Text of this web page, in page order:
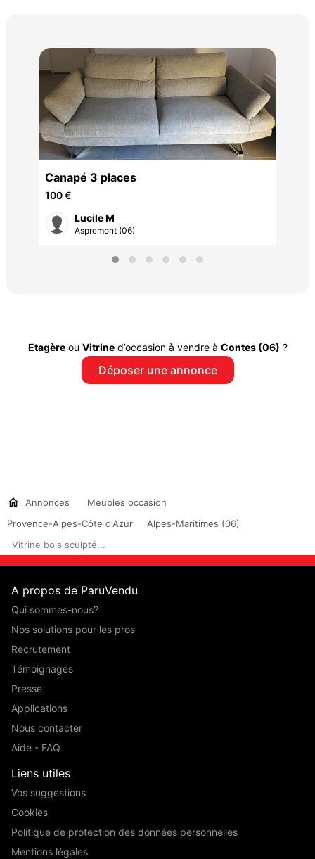
Canapé 3 places
100 €
Lucile M
Aspremont (06)
Etagèreou Vitrined’occasion à vendre à Contes (06) ?
Déposer une annonce
Annonces
Meubles occasion
Provence-Alpes-Côte d'Azur
Alpes-Maritimes (06)
Vitrine bois sculpté...
A propos de ParuVendu
Qui sommes-nous?
Nos solutions pour les pros
Recrutement
Témoignages
Presse
Applications
Nous contacter
Aide - FAQ
Liens utiles
Vos suggestions
Cookies
Politique de protection des données personnelles
Mentions légales